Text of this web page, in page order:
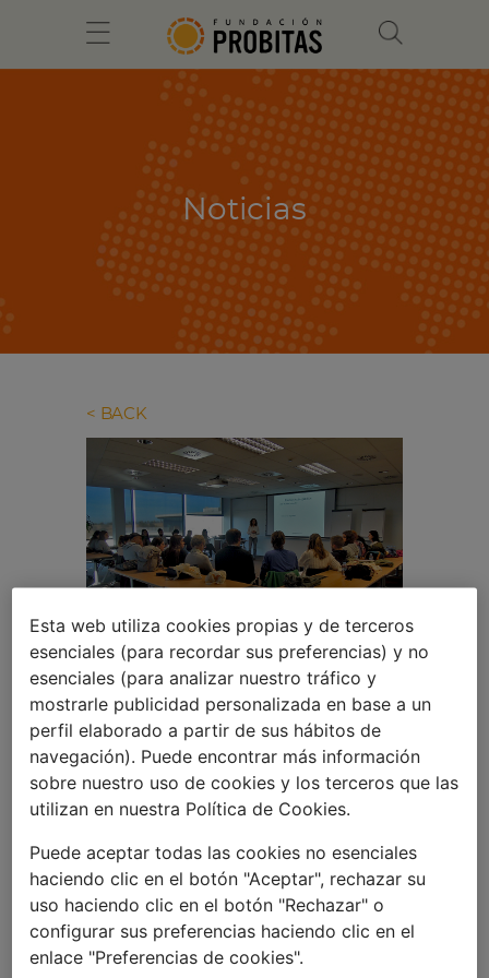
Noticias
BACK
Manipulación de
alimentos
23 OCTUBRE 2017
La Fundación Probitas ha organizado
una
formación sobre higiene
alimentos y autocontroles sanitarios
dirigida a monitores y educadores de
Esta web utiliza cookies propias y de terceros
esenciales (para recordar sus preferencias) y no
esenciales (para analizar nuestro tráfico y
mostrarle publicidad personalizada en base a un
perfil elaborado a partir de sus hábitos de
navegación). Puede encontrar más información
sobre nuestro uso de cookies y los terceros que las
utilizan en nuestra Política de Cookies.
Puede aceptar todas las cookies no esenciales
haciendo clic en el botón "Aceptar", rechazar su
uso haciendo clic en el botón "Rechazar" o
configurar sus preferencias haciendo clic en el
enlace "Preferencias de cookies".